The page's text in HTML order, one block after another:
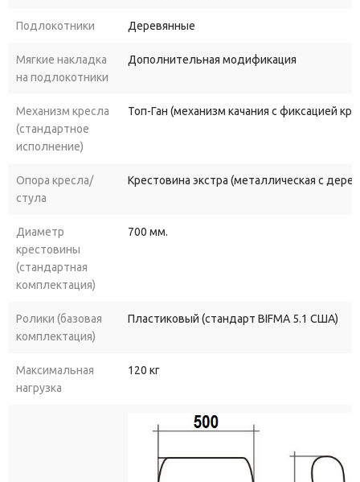
Подлокотники Деревянные
Мягкие накладка
на подлокотники
Дополнительная модификация
Механизм кресла
(стандартное
исполнение)
Топ-Ган (механизм качания с фиксацией
Опора кресла/
стула
Крестовина экстра (металлическая с
Диаметр
крестовины
(стандартная
комплектация)
700 мм.
Ролики (базовая
комплектация)
Пластиковый (стандарт BIFMA 5.1 США)
Максимальная
нагрузка
120 кг